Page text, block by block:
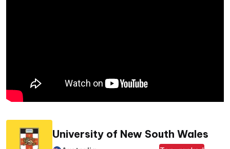
University of New South Wales